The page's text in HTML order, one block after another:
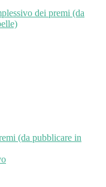
dei premi (da
(da pubblicare in